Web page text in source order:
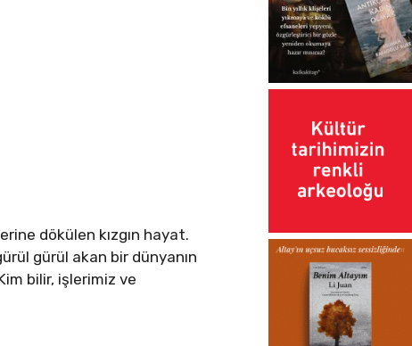
dökülen kızgın hayat.
gürül akan bir dünyanın
bilir, işlerimiz ve